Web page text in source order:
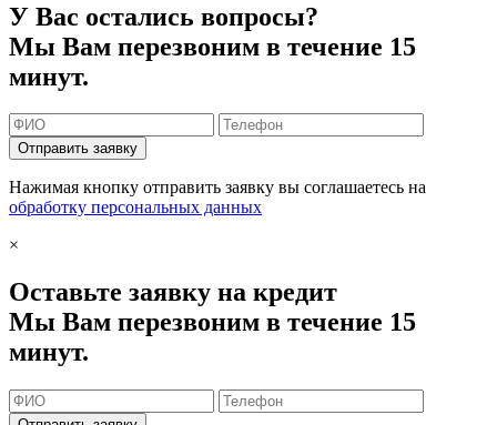
У Вас остались вопросы?
Мы Вам перезвоним в течение 15
минут.
Отправить заявку
Нажимая кнопку отправить заявку вы соглашаетесь на
обработку персональных данных
×
Оставьте заявку на кредит
Мы Вам перезвоним в течение 15
минут.